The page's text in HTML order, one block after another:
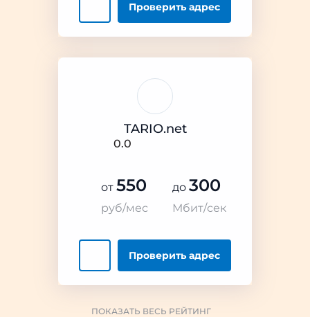
Проверитьадрес
TARIO.net
0.0
от 550
руб/мес
до 300
Мбит/сек
Проверитьадрес
ПОКАЗАТЬ ВЕСЬ РЕЙТИНГ